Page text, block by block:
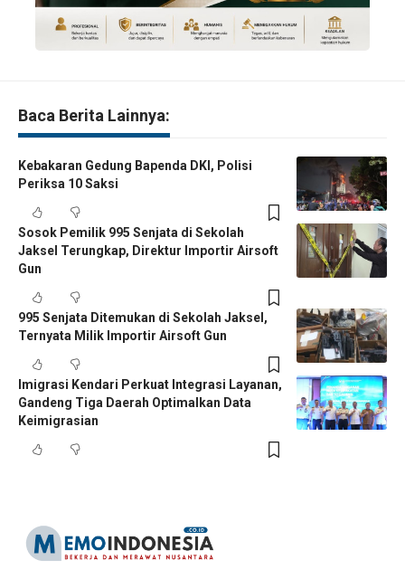
Baca Berita Lainnya:
Kebakaran Gedung Bapenda DKI, Polisi
Periksa 10 Saksi
Sosok Pemilik 995 Senjata di Sekolah
Jaksel Terungkap, Direktur Importir Airsoft
Gun
995 Senjata Ditemukan di Sekolah Jaksel,
Ternyata Milik Importir Airsoft Gun
Imigrasi Kendari Perkuat Integrasi Layanan,
Gandeng Tiga Daerah Optimalkan Data
Keimigrasian